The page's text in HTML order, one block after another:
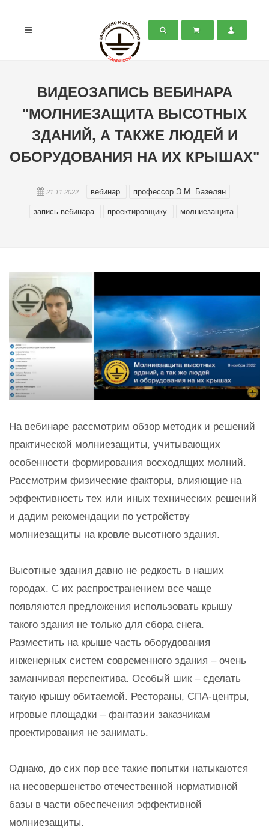
ВИДЕОЗАПИСЬ ВЕБИНАРА
"МОЛНИЕЗАЩИТА ВЫСОТНЫХ
ЗДАНИЙ, А ТАКЖЕ ЛЮДЕЙ И
ОБОРУДОВАНИЯ НА ИХ КРЫШАХ"
21.11.2022 вебинар профессор Э.М. Базелян
запись вебинара проектировщику молниезащита
На вебинаре рассмотрим обзор методик и решений
практической молниезащиты, учитывающих
особенности формирования восходящих молний.
Рассмотрим физические факторы, влияющие на
эффективность тех или иных технических решений
и дадим рекомендации по устройству
молниезащиты на кровле высотного здания.
Высотные здания давно не редкость в наших
городах. С их распространением все чаще
появляются предложения использовать крышу
такого здания не только для сбора снега.
Разместить на крыше часть оборудования
инженерных систем современного здания – очень
заманчивая перспектива. Особый шик – сделать
такую крышу обитаемой. Рестораны, СПА-центры,
игровые площадки – фантазии заказчикам
проектирования не занимать.
Однако, до сих пор все такие попытки натыкаются
на несовершенство отечественной нормативной
базы в части обеспечения эффективной
молниезащиты.